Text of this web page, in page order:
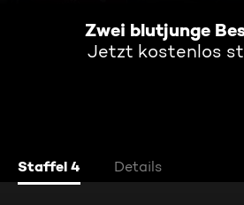
Zwei blutjunge
Jetzt kostenlos
Staffel 4 Details